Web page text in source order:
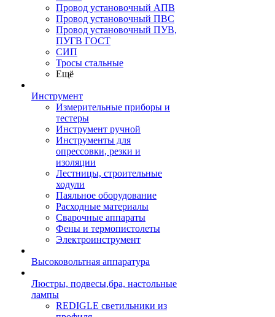
Провод установочный АПВ
Провод установочный ПВС
Провод установочный ПУВ,
ПУГВ ГОСТ
СИП
Тросы стальные
Ещё
Инструмент
Измерительные приборы и
тестеры
Инструмент ручной
Инструменты для
опрессовки, резки и
изоляции
Лестницы, строительные
ходули
Паяльное оборудование
Расходные материалы
Сварочные аппараты
Фены и термопистолеты
Электроинструмент
Высоковольтная аппаратура
Люстры, подвесы,бра, настольные
лампы
REDIGLE светильники из